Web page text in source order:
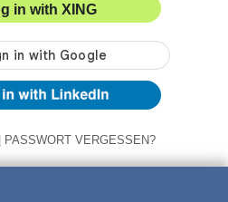
in with XING
| PASSWORT VERGESSEN?